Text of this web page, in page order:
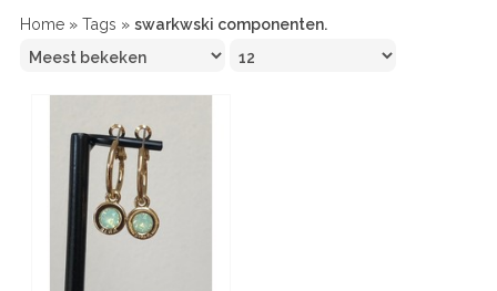
Home » Tags » swarkwski componenten.